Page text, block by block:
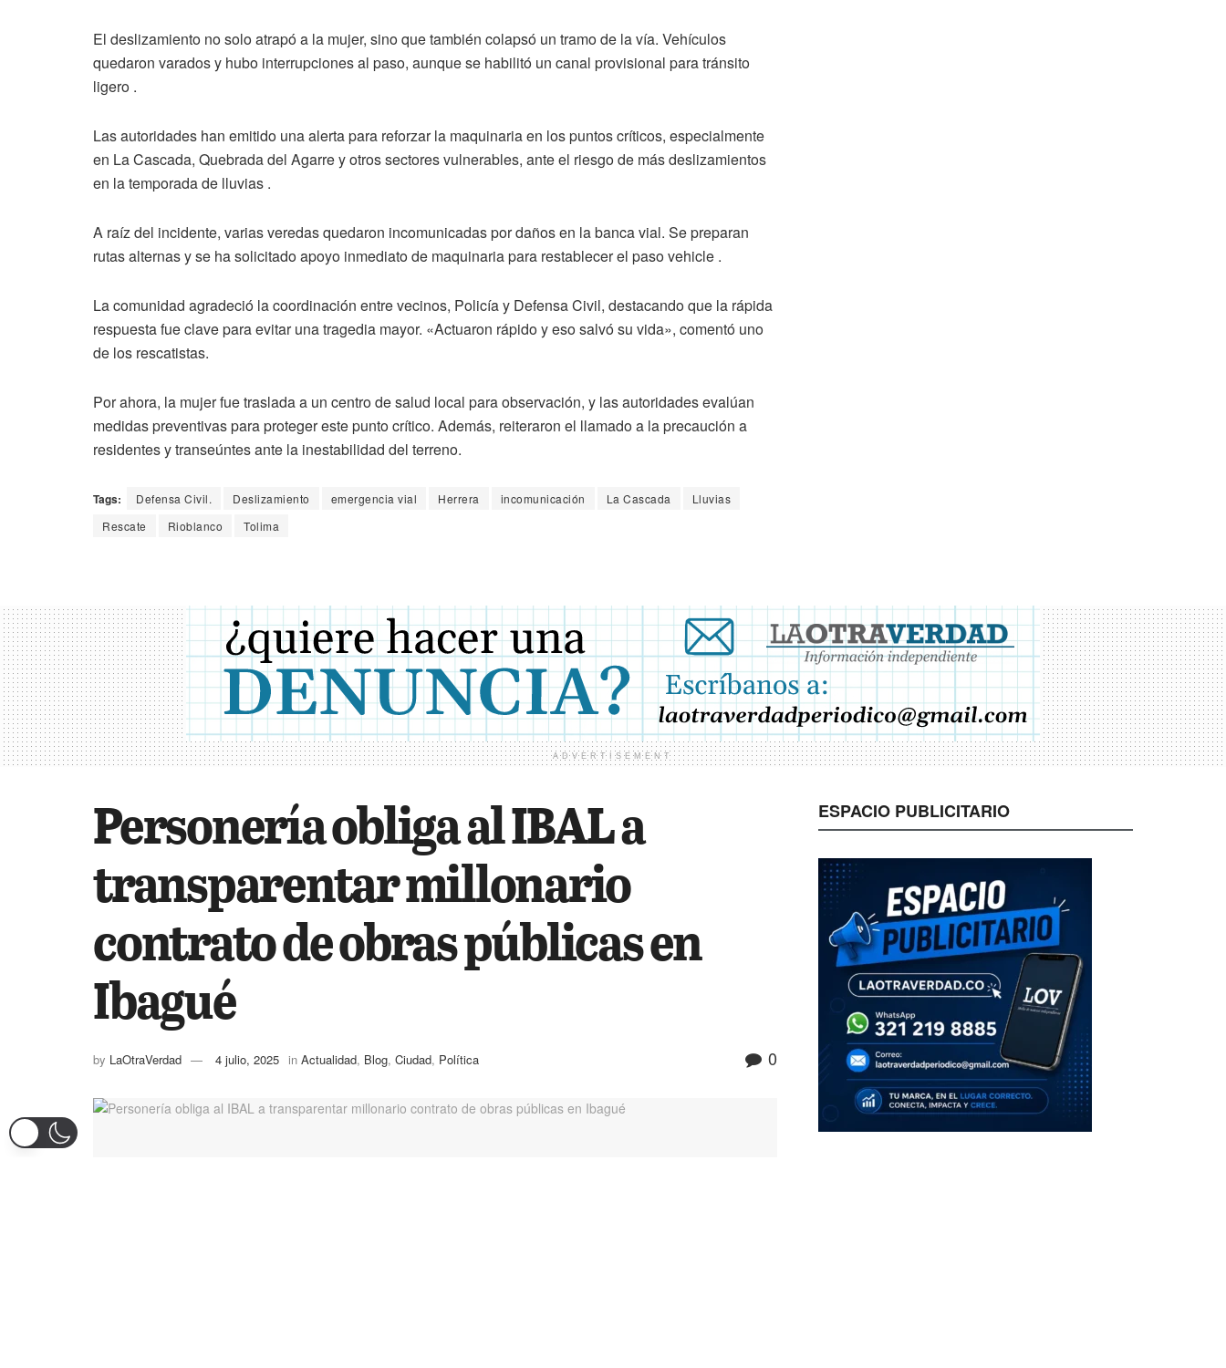
El deslizamiento no solo atrapó a la mujer, sino que también colapsó un tramo de la vía. Vehículos
quedaron varados y hubo interrupciones al paso, aunque se habilitó un canal provisional para tránsito
ligero .
Las autoridades han emitido una alerta para reforzar la maquinaria en los puntos críticos, especialmente
en La Cascada, Quebrada del Agarre y otros sectores vulnerables, ante el riesgo de más deslizamientos
en la temporada de lluvias .
A raíz del incidente, varias veredas quedaron incomunicadas por daños en la banca vial. Se preparan
rutas alternas y se ha solicitado apoyo inmediato de maquinaria para restablecer el paso vehicle .
La comunidad agradeció la coordinación entre vecinos, Policía y Defensa Civil, destacando que la rápida
respuesta fue clave para evitar una tragedia mayor. «Actuaron rápido y eso salvó su vida», comentó uno
de los rescatistas.
Por ahora, la mujer fue traslada a un centro de salud local para observación, y las autoridades evalúan
medidas preventivas para proteger este punto crítico. Además, reiteraron el llamado a la precaución a
residentes y transeúntes ante la inestabilidad del terreno.
Tags: Defensa Civil. Deslizamiento emergencia vial Herrera incomunicación La Cascada
Lluvias
Rescate
Rioblanco Tolima
ADVERTISEMENT
Personería obliga al IBAL a
transparentar millonario
contrato de obras públicas en
Ibagué
by LaOtraVerdad 4 julio, 2025 in Actualidad, Blog, Ciudad, Política 0
ESPACIO PUBLICITARIO